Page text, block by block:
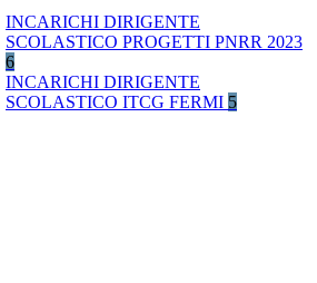
INCARICHI DIRIGENTE
SCOLASTICO PROGETTI PNRR 2023
6
INCARICHI DIRIGENTE
SCOLASTICO ITCG FERMI 5